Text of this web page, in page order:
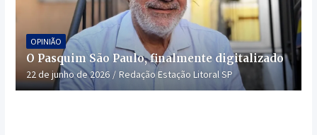
OPINIÃO
O Pasquim São Paulo, finalmente digitalizado
22 de junho de 2026 Redação Estação Litoral SP